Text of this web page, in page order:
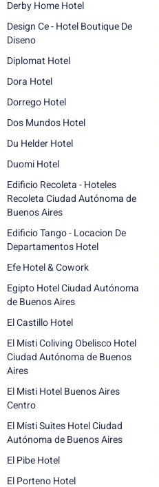
Derby Home Hotel
Design Ce - Hotel Boutique De
Diseno
Diplomat Hotel
Dora Hotel
Dorrego Hotel
Dos Mundos Hotel
Du Helder Hotel
Duomi Hotel
Edificio Recoleta - Hoteles
Recoleta Ciudad Autónoma de
Buenos Aires
Edificio Tango - Locacion De
Departamentos Hotel
Efe Hotel & Cowork
Egipto Hotel Ciudad Autónoma
de Buenos Aires
El Castillo Hotel
El Misti Coliving Obelisco Hotel
Ciudad Autónoma de Buenos
Aires
El Misti Hotel Buenos Aires
Centro
El Misti Suites Hotel Ciudad
Autónoma de Buenos Aires
El Pibe Hotel
El Porteno Hotel